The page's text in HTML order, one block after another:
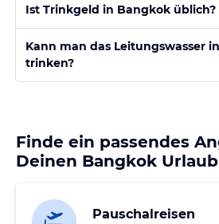
Ist Trinkgeld in Bangkok üblich?
Kann man das Leitungswasser
trinken?
Finde ein passendes
Deinen Bangkok Urlaub
Pauschalreisen